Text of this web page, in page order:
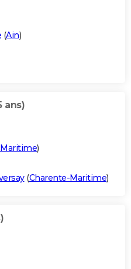
(Ain)
ans)
)
(Charente-Maritime)